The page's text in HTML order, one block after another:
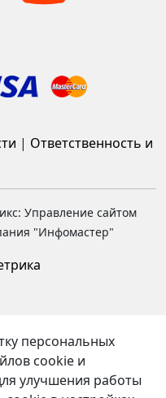
| Ответственность и
Управление сайтом
"Инфомастер"
персональных
cookie и
улучшения работы